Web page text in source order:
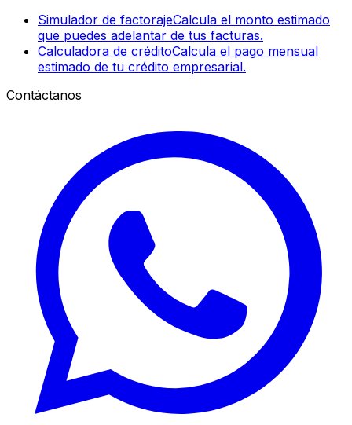
Simulador de factorajeCalcula el monto estimado
que puedes adelantar de tus facturas.
Calculadora de créditoCalcula el pago mensual
estimado de tu crédito empresarial.
Contáctanos